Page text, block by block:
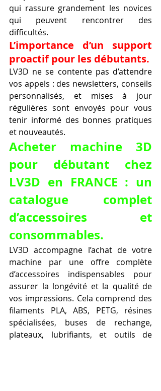
qui rassure grandement les novices
qui peuvent rencontrer des
difficultés.
L’importance d’un support
proactif pour les débutants.
LV3D ne se contente pas d’attendre
vos appels : des newsletters, conseils
personnalisés, et mises à jour
régulières sont envoyés pour vous
tenir informé des bonnes pratiques
et nouveautés.
Acheter machine 3D
pour débutant chez
LV3D en FRANCE : un
catalogue complet
d’accessoires et
consommables.
LV3D accompagne l’achat de votre
machine par une offre complète
d’accessoires indispensables pour
assurer la longévité et la qualité de
vos impressions. Cela comprend des
filaments PLA, ABS, PETG, résines
spécialisées, buses de rechange,
plateaux, lubrifiants, et outils de